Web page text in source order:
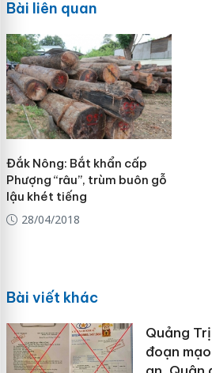
Bài liên quan
Đắk Nông: Bắt khẩn cấp
Phượng “râu”, trùm buôn gỗ
lậu khét tiếng
28/04/2018
Bài viết khác
Quảng
đoạn